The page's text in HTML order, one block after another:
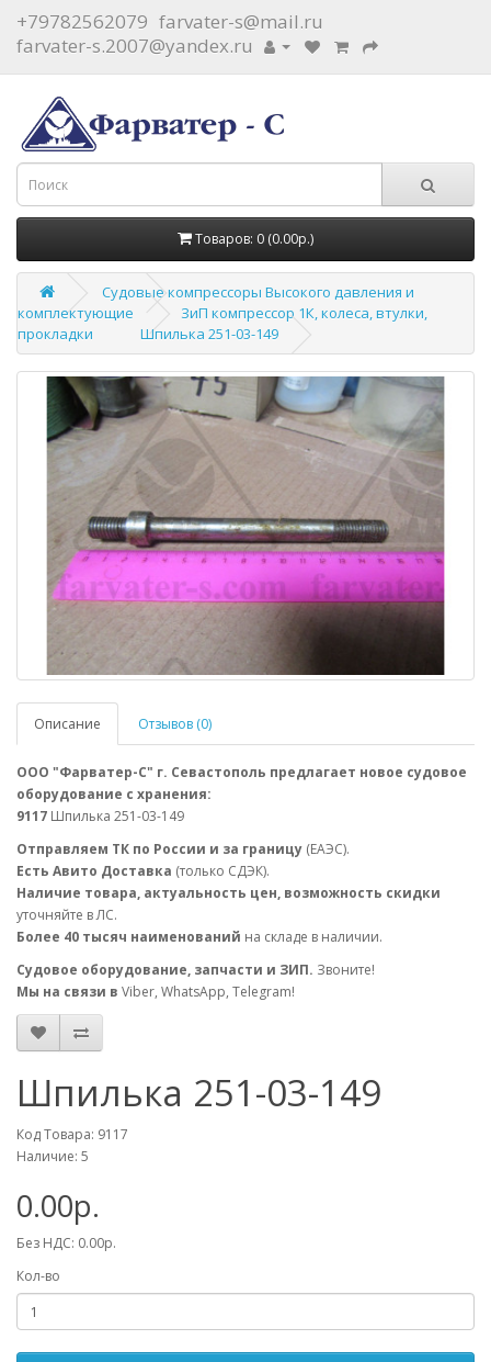
+79782562079 farvater-s@mail.ru
farvater-s.2007@yandex.ru
Товаров: 0 (0.00р.)
Судовые компрессоры Высокого давления и
комплектующие
ЗиП компрессор 1К, колеса, втулки,
прокладки
Шпилька 251-03-149
Описание Отзывов (0)
ООО "Фарватер-С" г. Севастополь предлагает новое судовое
оборудование с хранения:
9117 Шпилька 251-03-149
Отправляем ТК по России и за границу (ЕАЭС).
Есть Авито Доставка (только СДЭК).
Наличие товара, актуальность цен, возможность скидки
уточняйте в ЛС.
Более 40 тысяч наименований на складе в наличии.
Судовое оборудование, запчасти и ЗИП. Звоните!
Мы на связи в Viber, WhatsApp, Telegram!
Шпилька 251-03-149
Код Товара: 9117
Наличие: 5
0.00р.
Без НДС: 0.00р.
Кол-во